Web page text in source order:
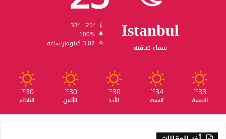
Istanbul
سماء صافية
100%
3.07 كيلومتر/ساعة
33
℃
الجمعة
34
℃
السبت
30
℃
الأحد
30
℃
الأثنين
30
℃
الثلاثاء